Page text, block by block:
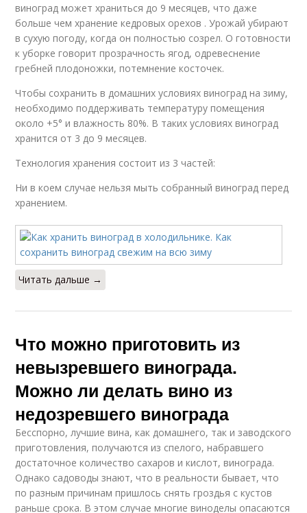
виноград может храниться до 9 месяцев, что даже
больше чем хранение кедровых орехов . Урожай убирают
в сухую погоду, когда он полностью созрел. О готовности
к уборке говорит прозрачность ягод, одревеснение
гребней плодоножки, потемнение косточек.
Чтобы сохранить в домашних условиях виноград на зиму,
необходимо поддерживать температуру помещения
около +5° и влажность 80%. В таких условиях виноград
хранится от 3 до 9 месяцев.
Технология хранения состоит из 3 частей:
Ни в коем случае нельзя мыть собранный виноград перед
хранением.
Читать дальше →
Что можно приготовить из
невызревшего винограда.
Можно ли делать вино из
недозревшего винограда
Бесспорно, лучшие вина, как домашнего, так и заводского
приготовления, получаются из спелого, набравшего
достаточное количество сахаров и кислот, винограда.
Однако садоводы знают, что в реальности бывает, что
по разным причинам пришлось снять гроздья с кустов
раньше срока. В этом случае многие виноделы опасаются